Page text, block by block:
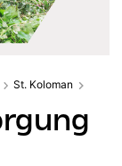
St. Koloman